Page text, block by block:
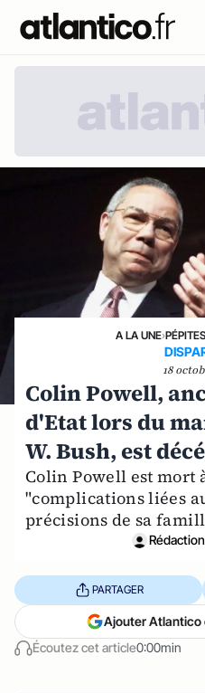
A LA UNE›PÉPITES
18
Colin Powell,
d'Etat lors du
W. Bush, est
Colin Powell est mort
"complications liées
précisions de sa
Écoutez cet article0:00min
PARTAGER
Ajouter Atlantico